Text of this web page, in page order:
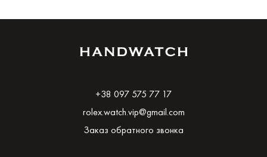
+38 097 575 77 17
rolex.watch.vip@gmail.com
Заказ обратного звонка